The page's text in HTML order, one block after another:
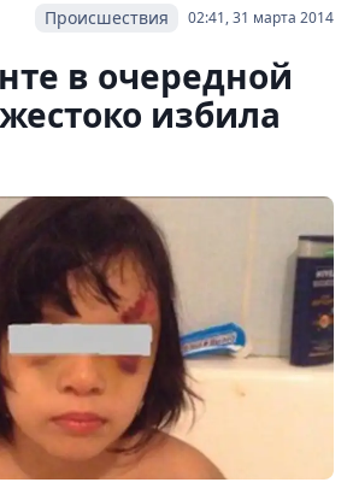
02:41, 31 марта 2014
Происшествия
в очередной
избила